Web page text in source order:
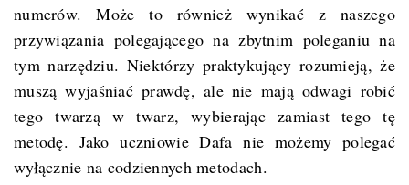
numerów. Może to również wynikać z naszego
przywiązania polegającego na zbytnim poleganiu na
tym narzędziu. Niektórzy praktykujący rozumieją, że
muszą wyjaśniać prawdę, ale nie mają odwagi robić
tego twarzą w twarz, wybierając zamiast tego tę
metodę. Jako uczniowie Dafa nie możemy polegać
wyłącznie na codziennych metodach.